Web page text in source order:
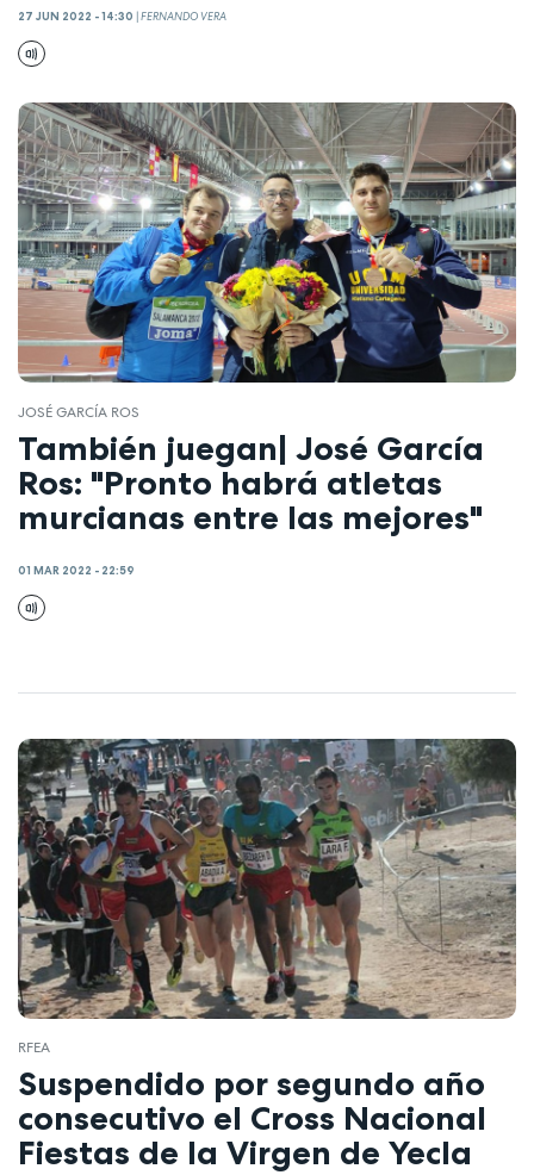
27 JUN 2022 - 14:30 |FERNANDO VERA
JOSÉ GARCÍA ROS
También juegan| José García
Ros: "Pronto habrá atletas
murcianas entre las mejores"
01 MAR 2022 - 22:59
RFEA
Suspendido por segundo año
consecutivo el Cross Nacional
Fiestas de la Virgen de Yecla